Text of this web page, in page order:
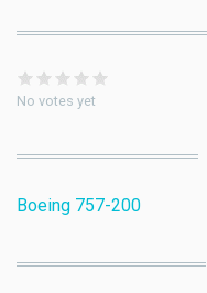
No votes yet
Boeing 757-200